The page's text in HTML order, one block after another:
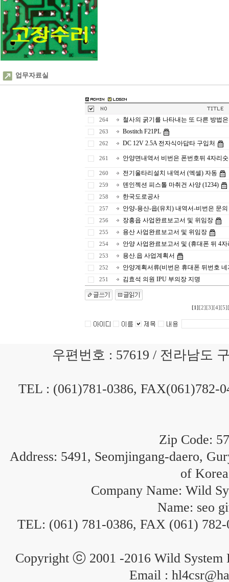
업무자료실
264 철사의 굵기를 나타내는 또 다른 방법
263 Bostitch F21PL
262 DC 12V 2.5A 전자식아답타 구입처
261 안양면내역서 비번은 폰번호뒤 4자리
260 전기울타리설치 내역서 (엑셀) 자동
259 덴인젝션 피스톨 마취건 사양 (1234)
258 한국도로공사
257 안양-용산-읍(유치) 내역서-비번은 문의
256 장흥읍 사업완료보고서 및 위임장
255 용산 사업완료보고서 및 위임장
254 안양 사업완료보고서 및 (휴대폰 뒤 4자
253 용산.읍 사업계획서
252 안양계획서류(비번은 휴대폰 뒤번호
251 김효석 의원 IPU 부의장 지명
[1] [2] [3] [4] [5]
우편번호 : 57619 / 전라남도
TEL : (061)781-0386, FAX(061)782-
Zip Code:
Address: 5491, Seomjingang-daero,
of Korea
Company Name: Wild
Name: seo
TEL: (061) 781-0386, FAX (061)
Copyright ⓒ 2001 -2016 Wild System
Email :